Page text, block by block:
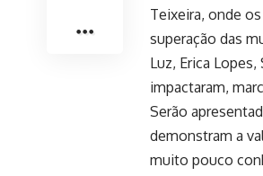
Teixeira, onde
superação das
Luz, Erica
impactaram,
Serão
demonstram a
muito pouco